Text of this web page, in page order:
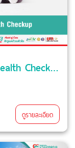
โปรแกรมตรวจสุขภาพเด็ก Child Health Check up
ดูรายละเอียด